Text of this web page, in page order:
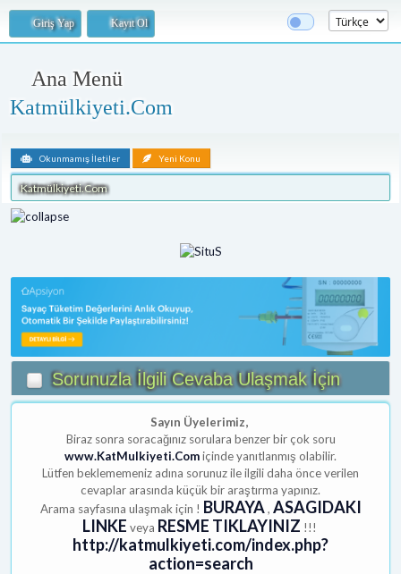
Giriş Yap Kayıt Ol
Ana Menü
Katmülkiyeti.Com
Okunmamış İletiler Yeni Konu
Katmülkiyeti.Com
Sorunuzla İlgili Cevaba Ulaşmak İçin
Sayın Üyelerimiz,
Biraz sonra soracağınız sorulara benzer bir çok soru
www.KatMulkiyeti.Comiçinde yanıtlanmış olabilir.
Lütfen beklememeniz adına sorunuz ile ilgili daha önce verilen
cevaplar arasında küçük bir araştırma yapınız.
Arama sayfasına ulaşmak için ! BURAYA, ASAGIDAKI
LINKE veya RESME TIKLAYINIZ !!!
http://katmulkiyeti.com/index.php?
action=search